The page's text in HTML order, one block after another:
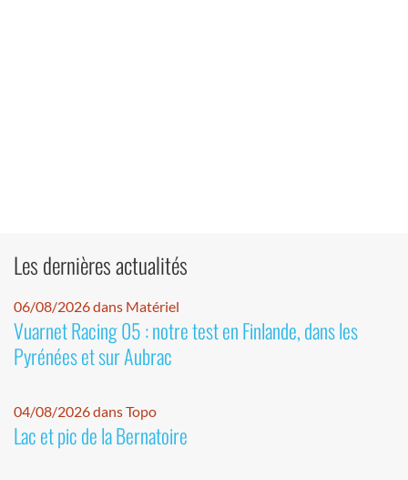
Les dernières actualités
06/08/2026 dans Matériel
Vuarnet Racing 05 : notre test en Finlande, dans les
Pyrénées et sur Aubrac
04/08/2026 dans Topo
Lac et pic de la Bernatoire